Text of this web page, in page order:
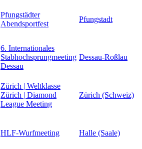
Pfungstädter
Abendsportfest
Pfungstadt
6. Internationales
Stabhochsprungmeeting
Dessau
Dessau-Roßlau
Zürich | Weltklasse
Zürich | Diamond
League Meeting
Zürich (Schweiz)
HLF-Wurfmeeting Halle (Saale)